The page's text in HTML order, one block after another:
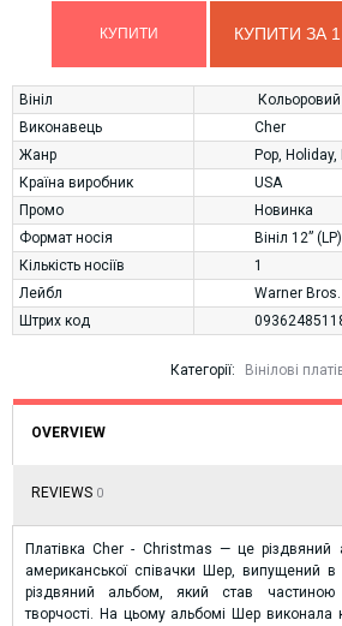
КУПИТИ ЗА
Вініл
Кольоровий
Виконавець
Cher
Жанр
Pop Holiday,
Країна виробник
USA
Промо
Новинка
Формат носія
Вініл 12” (LP)
Кількість носіїв
1
Лейбл
Warner Bros.
Штрих код
Категорії: Вінілові
OVERVIEW
REVIEWS 0
Платівка Cher - Christmas — це різдвяний
американської співачки Шер, випущений в
різдвяний альбом, який став частиною
творчості. На цьому альбомі Шер виконала